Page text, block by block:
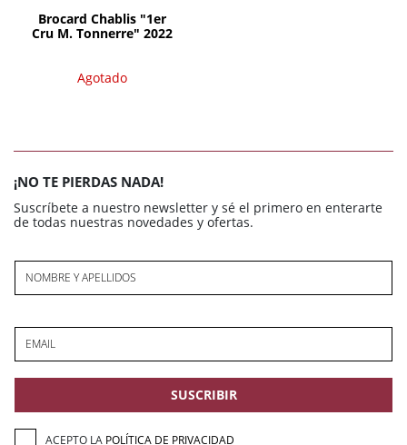
Brocard Chablis "1er
Cru M. Tonnerre" 2022
Agotado
¡NO TE PIERDAS NADA!
Suscríbete a nuestro newsletter y sé el primero en enterarte
de todas nuestras novedades y ofertas.
NOMBRE Y APELLIDOS
EMAIL
SUSCRIBIR
ACEPTO LA POLÍTICA DE PRIVACIDAD